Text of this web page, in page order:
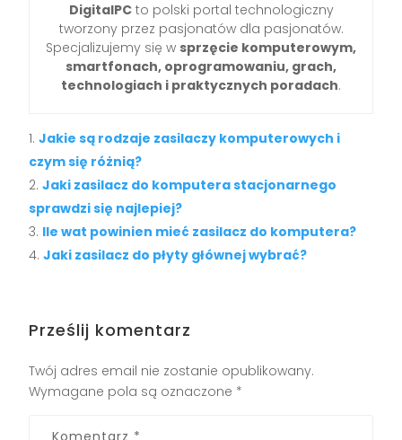
DigitalPCto polski portal technologiczny
tworzony przez pasjonatów dla pasjonatów.
Specjalizujemy się w sprzęcie komputerowym,
smartfonach, oprogramowaniu, grach,
technologiach i praktycznych poradach.
Jakie są rodzaje zasilaczy komputerowych i
czym się różnią?
Jaki zasilacz do komputera stacjonarnego
sprawdzi się najlepiej?
Ile wat powinien mieć zasilacz do komputera?
Jaki zasilacz do płyty głównej wybrać?
Prześlij komentarz
Twój adres email nie zostanie opublikowany.
Wymagane pola są oznaczone *